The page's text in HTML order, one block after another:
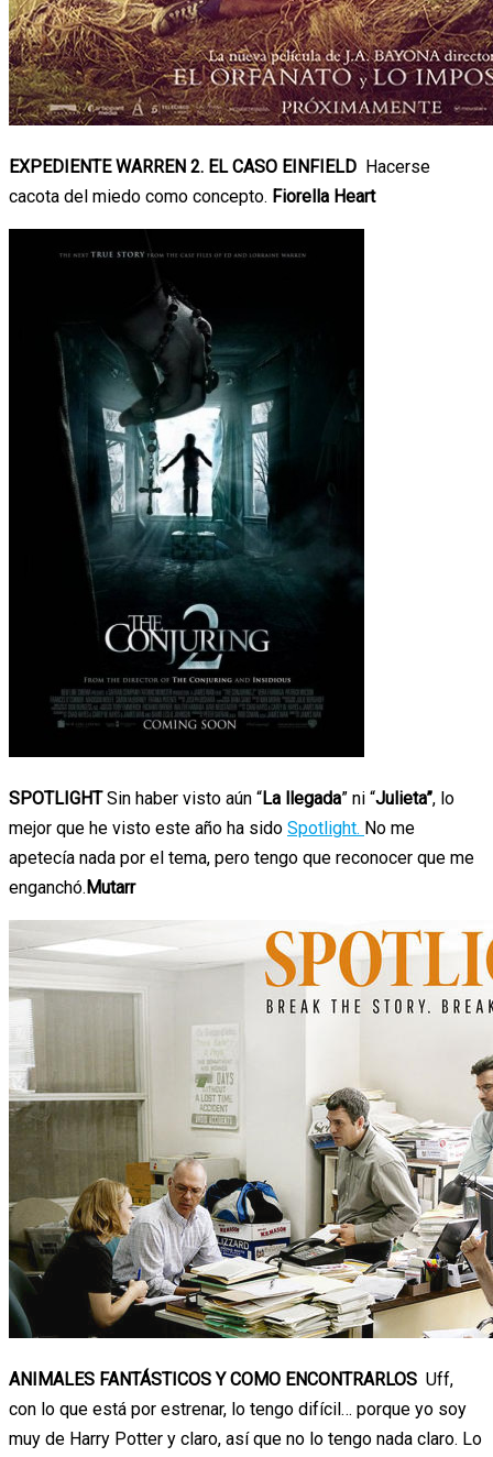
EXPEDIENTE WARREN 2. EL CASO EINFIELD Hacerse
cacota del miedo como concepto. Fiorella Heart
SPOTLIGHTSin haber visto aún “La llegada” ni “Julieta”, lo
mejor que he visto este año ha sido Spotlight. No me
apetecía nada por el tema, pero tengo que reconocer que me
enganchó.Mutarr
ANIMALES FANTÁSTICOS Y COMO ENCONTRARLOS Uff,
con lo que está por estrenar, lo tengo difícil… porque yo soy
muy de Harry Potter y claro, así que no lo tengo nada claro. Lo